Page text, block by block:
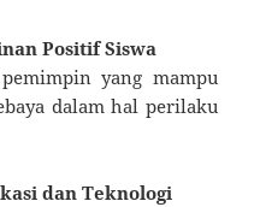
Positif Siswa
yang mampu
dalam hal perilaku
dan Teknologi